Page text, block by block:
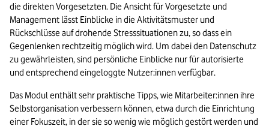
die direkten Vorgesetzten. Die Ansicht für Vorgesetzte und
Management lässt Einblicke in die Aktivitätsmuster und
Rückschlüsse auf drohende Stresssituationen zu, so dass ein
Gegenlenken rechtzeitig möglich wird. Um dabei den Datenschutz
zu gewährleisten, sind persönliche Einblicke nur für autorisierte
und entsprechend eingeloggte Nutzer:innen verfügbar.
Das Modul enthält sehr praktische Tipps, wie Mitarbeiter:innen ihre
Selbstorganisation verbessern können, etwa durch die Einrichtung
einer Fokuszeit, in der sie so wenig wie möglich gestört werden und